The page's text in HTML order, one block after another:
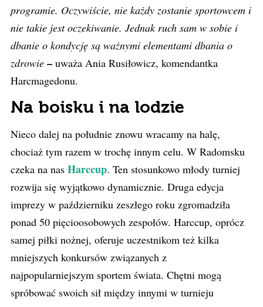
programie. Oczywiście, nie każdy zostanie sportowcem i
nie takie jest oczekiwanie. Jednak ruch sam w sobie i
dbanie o kondycję są ważnymi elementami dbania o
zdrowie – uważa Ania Rusiłowicz, komendantka
Harcmagedonu.
Na boisku i na lodzie
Nieco dalej na południe znowu wracamy na halę,
chociaż tym razem w trochę innym celu. W Radomsku
czeka na nas Harccup. Ten stosunkowo młody turniej
rozwija się wyjątkowo dynamicznie. Druga edycja
imprezy w październiku zeszłego roku zgromadziła
ponad 50 pięcioosobowych zespołów. Harccup, oprócz
samej piłki nożnej, oferuje uczestnikom też kilka
mniejszych konkursów związanych z
najpopularniejszym sportem świata. Chętni mogą
spróbować swoich sił między innymi w turnieju